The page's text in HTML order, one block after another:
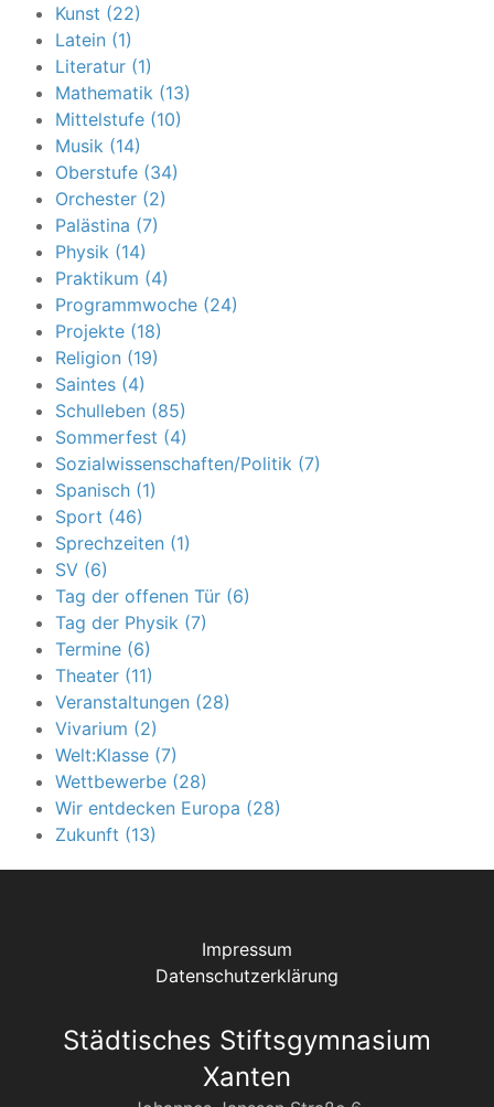
Kunst (22)
Latein (1)
Literatur (1)
Mathematik (13)
Mittelstufe (10)
Musik (14)
Oberstufe (34)
Orchester (2)
Palästina (7)
Physik (14)
Praktikum (4)
Programmwoche (24)
Projekte (18)
Religion (19)
Saintes (4)
Schulleben (85)
Sommerfest (4)
Sozialwissenschaften/Politik (7)
Spanisch (1)
Sport (46)
Sprechzeiten (1)
SV (6)
Tag der offenen Tür (6)
Tag der Physik (7)
Termine (6)
Theater (11)
Veranstaltungen (28)
Vivarium (2)
Welt:Klasse (7)
Wettbewerbe (28)
Wir entdecken Europa (28)
Zukunft (13)
Impressum
Datenschutzerklärung
Städtisches Stiftsgymnasium
Xanten